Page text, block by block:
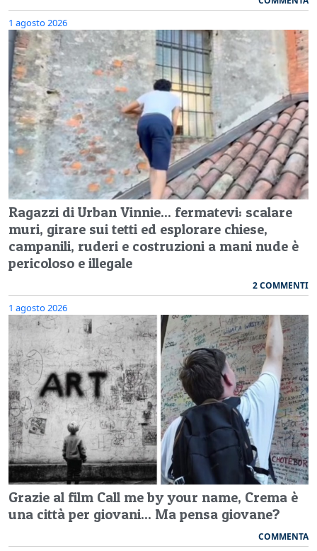
1 agosto 2026
Ragazzi di Urban Vinnie... fermatevi: scalare
muri, girare sui tetti ed esplorare chiese,
campanili, ruderi e costruzioni a mani nude è
pericoloso e illegale
2 COMMENTI
1 agosto 2026
Grazie al film Call me by your name, Crema è
una città per giovani... Ma pensa giovane?
COMMENTA